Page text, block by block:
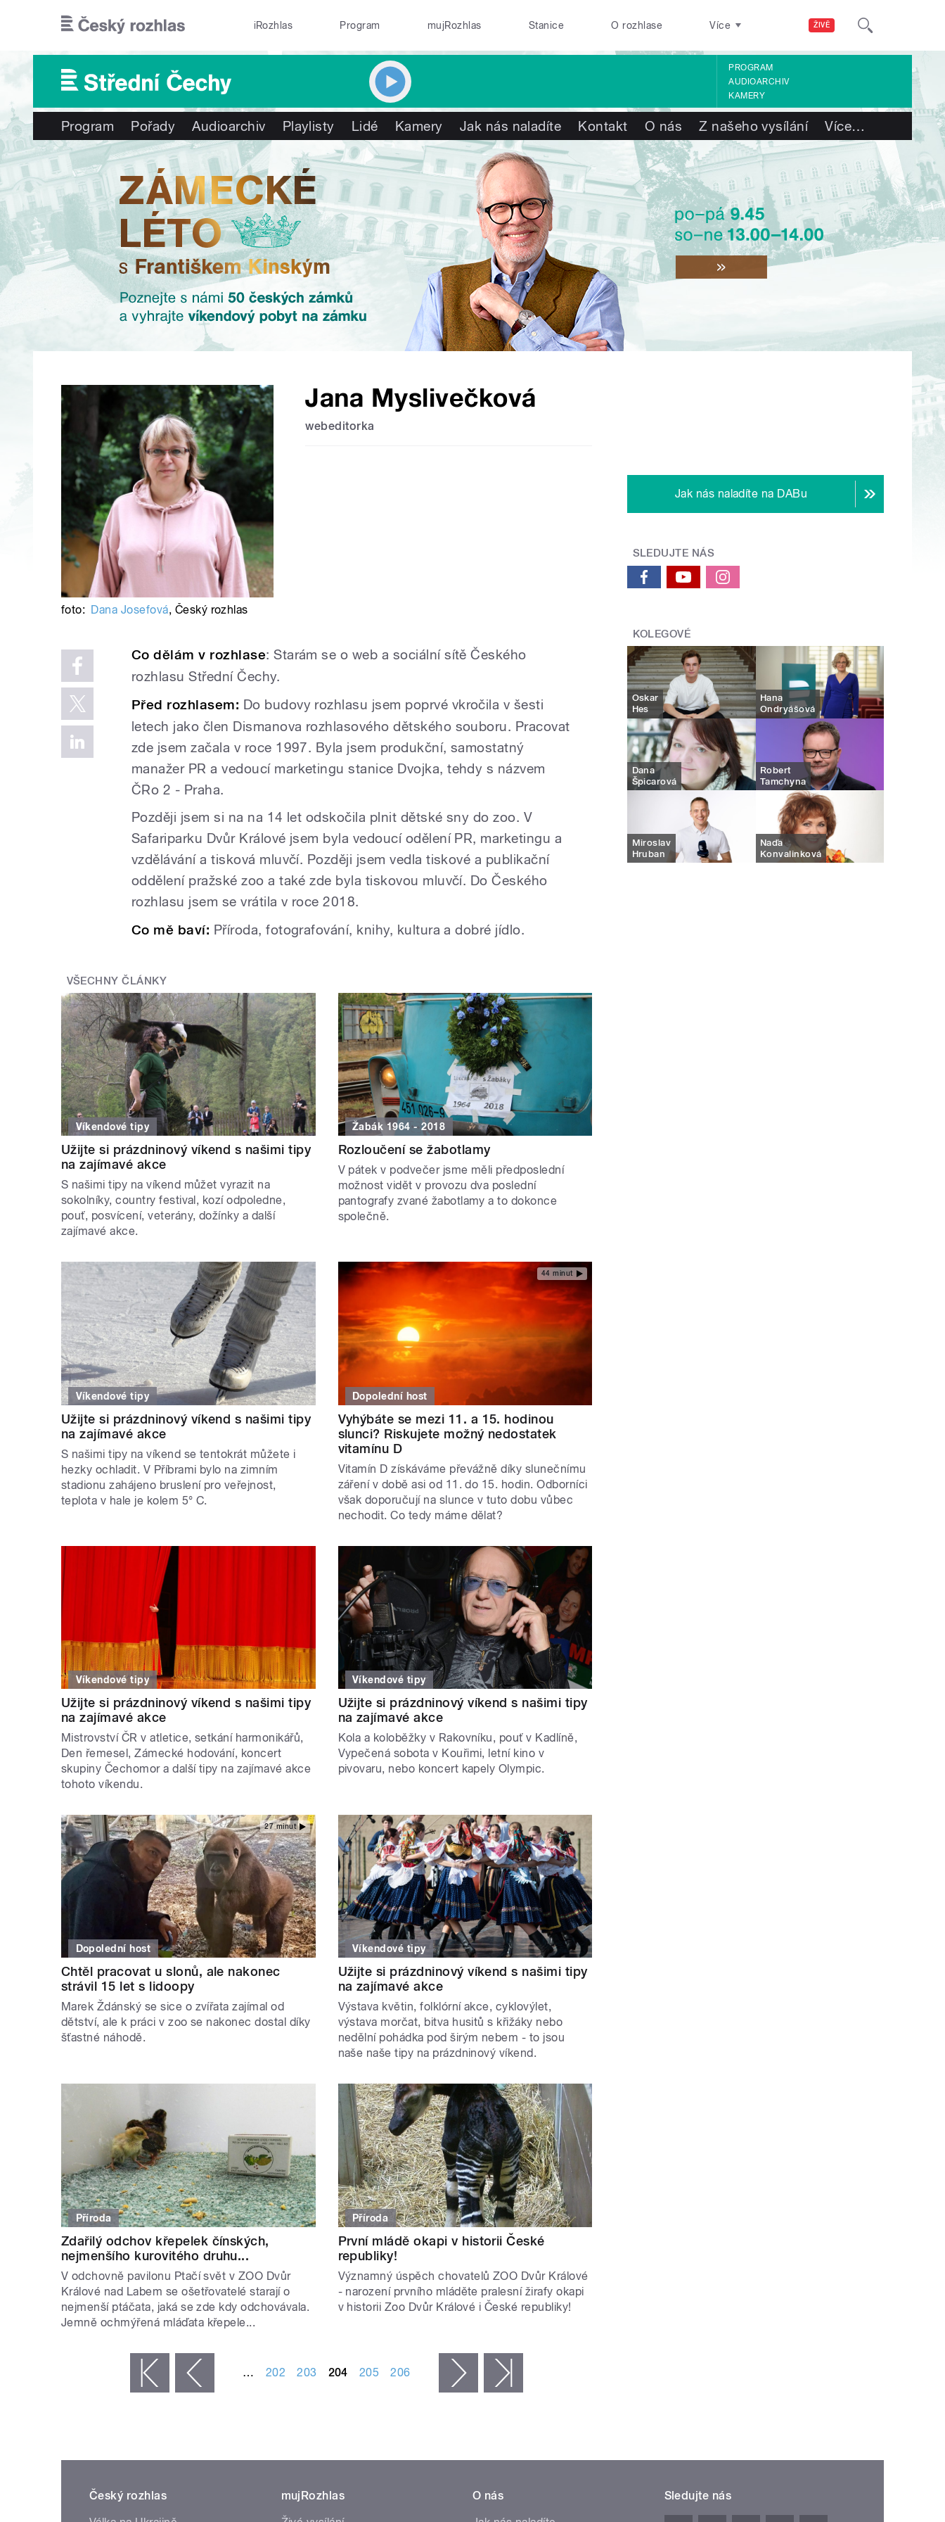
ŽIVĚ
iRozhlas Program mujRozhlas Stanice O rozhlase Více
PROGRAM
AUDIOARCHIV
KAMERY
Program Pořady Audioarchiv Playlisty Lidé Kamery Jak nás naladíte Kontakt O nás Z našeho vysílání Více…
Jana Myslivečková
webeditorka
foto: Dana Josefová, Český rozhlas
Co dělám v rozhlase: Starám se o web a sociální sítě Českého
rozhlasu Střední Čechy.
Před rozhlasem: Do budovy rozhlasu jsem poprvé vkročila v šesti
letech jako člen Dismanova rozhlasového dětského souboru. Pracovat
zde jsem začala v roce 1997. Byla jsem produkční, samostatný
manažer PR a vedoucí marketingu stanice Dvojka, tehdy s názvem
ČRo 2 - Praha.
Později jsem si na na 14 let odskočila plnit dětské sny do zoo. V
Safariparku Dvůr Králové jsem byla vedoucí odělení PR, marketingu a
vzdělávání a tisková mluvčí. Později jsem vedla tiskové a publikační
oddělení pražské zoo a také zde byla tiskovou mluvčí. Do Českého
rozhlasu jsem se vrátila v roce 2018.
Co mě baví: Příroda, fotografování, knihy, kultura a dobré jídlo.
VŠECHNY ČLÁNKY
Víkendové tipy
Užijte si prázdninový víkend s našimi tipy
na zajímavé akce
S našimi tipy na víkend můžet vyrazit na
sokolníky, country festival, kozí odpoledne,
pouť, posvícení, veterány, dožínky a další
zajímavé akce.
Žabák 1964 - 2018
Rozloučení se žabotlamy
V pátek v podvečer jsme měli předposlední
možnost vidět v provozu dva poslední
pantografy zvané žabotlamy a to dokonce
společně.
Víkendové tipy
Užijte si prázdninový víkend s našimi tipy
na zajímavé akce
S našimi tipy na víkend se tentokrát můžete i
hezky ochladit. V Příbrami bylo na zimním
stadionu zahájeno bruslení pro veřejnost,
teplota v hale je kolem 5° C.
44 minut
Dopolední host
Vyhýbáte se mezi 11. a 15. hodinou
slunci? Riskujete možný nedostatek
vitamínu D
Vitamín D získáváme převážně díky slunečnímu
záření v době asi od 11. do 15. hodin. Odborníci
však doporučují na slunce v tuto dobu vůbec
nechodit. Co tedy máme dělat?
Víkendové tipy
Užijte si prázdninový víkend s našimi tipy
na zajímavé akce
Mistrovství ČR v atletice, setkání harmonikářů,
Den řemesel, Zámecké hodování, koncert
skupiny Čechomor a další tipy na zajímavé akce
tohoto víkendu.
Víkendové tipy
Užijte si prázdninový víkend s našimi tipy
na zajímavé akce
Kola a koloběžky v Rakovníku, pouť v Kadlíně,
Vypečená sobota v Kouřimi, letní kino v
pivovaru, nebo koncert kapely Olympic.
27 minut
Dopolední host
Chtěl pracovat u slonů, ale nakonec
strávil 15 let s lidoopy
Marek Ždánský se sice o zvířata zajímal od
dětství, ale k práci v zoo se nakonec dostal díky
šťastné náhodě.
Víkendové tipy
Užijte si prázdninový víkend s našimi tipy
na zajímavé akce
Výstava květin, folklórní akce, cyklovýlet,
výstava morčat, bitva husitů s křižáky nebo
nedělní pohádka pod širým nebem - to jsou
naše naše tipy na prázdninový víkend.
Příroda
Zdařilý odchov křepelek čínských,
nejmenšího kurovitého druhu...
V odchovně pavilonu Ptačí svět v ZOO Dvůr
Králové nad Labem se ošetřovatelé starají o
nejmenší ptáčata, jaká se zde kdy odchovávala.
Jemně ochmýřená mláďata křepele...
Příroda
První mládě okapi v historii České
republiky!
Významný úspěch chovatelů ZOO Dvůr Králové
- narození prvního mláděte pralesní žirafy okapi
v historii Zoo Dvůr Králové i České republiky!
‹ předchozí … 202 203 204 205 206 následující ›
Jak nás naladíte na DABu
SLEDUJTE NÁS
KOLEGOVÉ
Oskar
Hes
Hana
Ondryášová
Dana
Špicarová
Robert
Tamchyna
Miroslav
Hruban
Naďa
Konvalinková
Český rozhlas
mujRozhlas
O nás
Sledujte nás